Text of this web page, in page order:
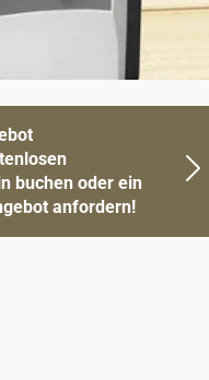
buchen oder ein
anfordern!